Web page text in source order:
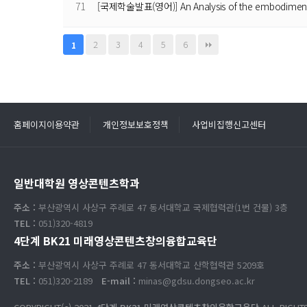
71 [국제학술발표(영어)] An Analysis of the
1 2 3 4 5 6
홈페이지이용약관 개인정보보호정책 사업비집행신고센터
일반대학원 영상콘텐츠학과
주소 : 부산광역시 사상구 주례로 47 동서대학교 국제협력관(1번 건물) 3층
TEL : 051)320-4819
4단계 BK21 미래영상콘텐츠창의융합교육단
주소 : 부산광역시 사상구 주례로 47 동서대학교 산학협력관 5209호
TEL : 051)320-2189 E-mail : minas@gdsu.dongseo.ac.kr